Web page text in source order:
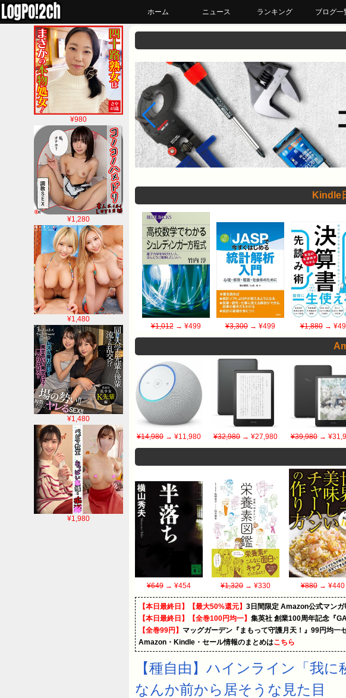
ホーム ニュース ランキング ブログ一
¥980
¥1,280
¥1,480
¥1,480
¥1,980
Kindle
¥1,012→ ¥499 ¥3,300 → ¥499 ¥1,880→
¥14,980 → ¥11,980 ¥32,980→ ¥27,980 ¥39,980→
¥649 → ¥454 ¥1,320→ ¥330 ¥880→ ¥440
【本日最終日】【最大50%還元】 3日間限定 Amazon公式マンガ
【本日最終日】【全巻100円均一】 集英社 創業100周年記念『
【全巻99円】 マッグガーデン『まもって守護月天！』99円均一
Amazon・Kindle・セール情報のまとめはこちら
【種自由】ハインライン「我
なんか前から居そうな見た目